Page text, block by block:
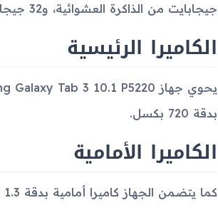
جيجابايت من الذاكرة العشوائية، و32 جيجابايت مع 1 جيجابايت من الذاكرة العشوائية.
الكاميرا الرئيسية
بدقة 720 بكسل.
الكاميرا الأمامية